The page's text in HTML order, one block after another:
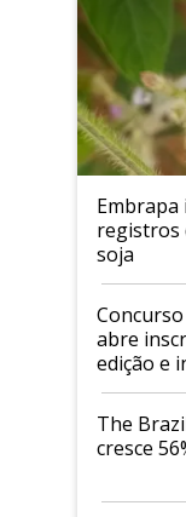
Embrapa
registros
soja
abre
edição e
cafés
The
cresce